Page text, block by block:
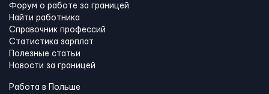
Форум о работе за границей
Найти работника
Справочник профессий
Статистика зарплат
Полезные статьи
Новости за границей
Работа в Польше